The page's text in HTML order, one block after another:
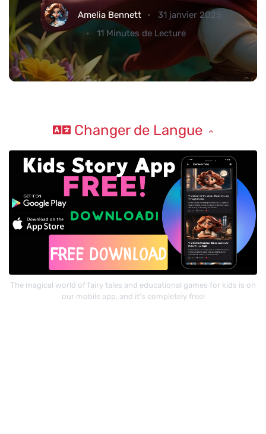
Amelia Bennett
31 janvier 2025
11 Minutes de Lecture
Changer de Langue
The magical world of fairy tales and educational games for kids is on
our mobile app, and it's completely free!